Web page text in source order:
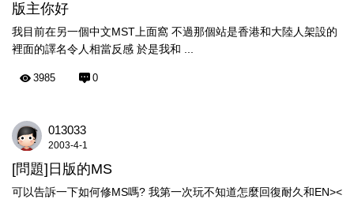
版主你好
我目前在另一個中文MST上面窩 不過那個站是香港和大陸人架設的
裡面的譯名令人相當反感 於是我和 ...
3985 0
013033
2003-4-1
[問題]日版的MS
可以告訴一下如何修MS嗎? 我第一次玩不知道怎麼回復耐久和EN><